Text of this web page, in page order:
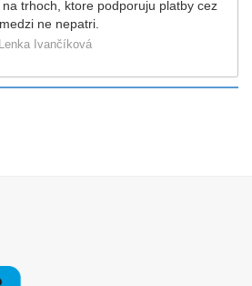
trhoch, ktore podporuju platby cez
ne nepatri.
Lenka Ivančíková